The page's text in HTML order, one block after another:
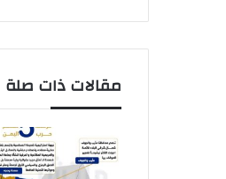
مقالات ذات صلة